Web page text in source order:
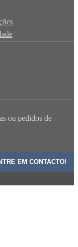
ou pedidos de
EM CONTACTO!